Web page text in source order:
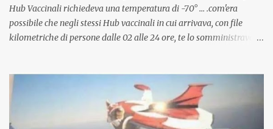
Hub Vaccinali richiedeva una temperatura di -70° ... .com'era
possibile che negli stessi Hub vaccinali in cui arrivava, con file
kilometriche di persone dalle 02 alle 24 ore, te lo somministravano
Vaccino come: l' Amaro del Capo, era "spettacolare Ghiacciato, ma
andava bene anche, a Temperatura Ambiente"! Riproponiamo
l'articolo per NON Dimenticare!